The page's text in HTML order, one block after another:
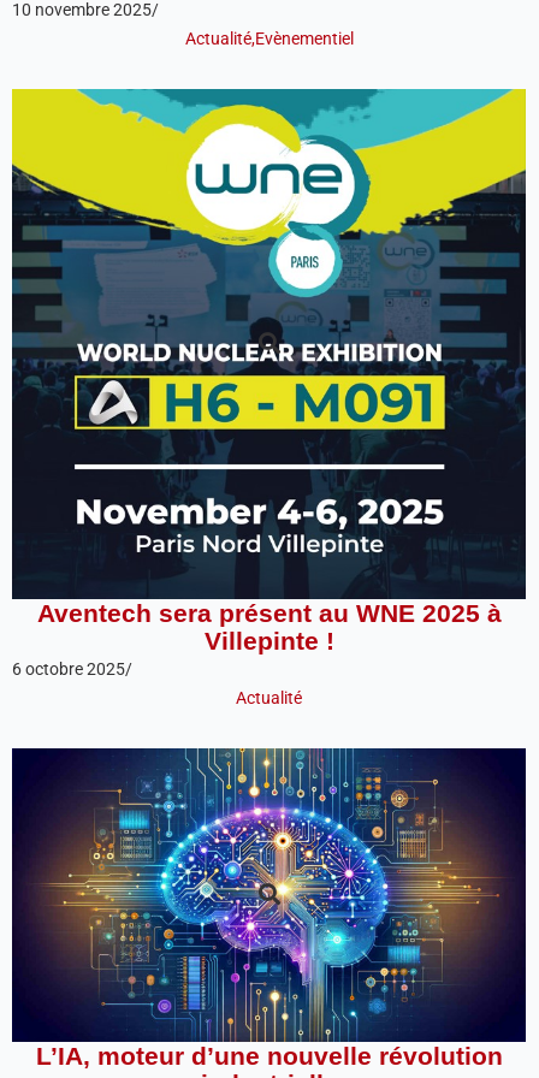
10 novembre 2025/
Actualité,Evènementiel
Aventech sera présent au WNE 2025 à
Villepinte !
6 octobre 2025/
Actualité
L’IA, moteur d’une nouvelle révolution